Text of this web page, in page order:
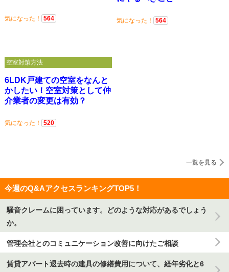
気になった！ 564 気になった！ 564
6LDK戸建ての空室をなんと
かしたい！空室対策として仲
介業者の変更は有効？
気になった！ 520
空室対策方法
一覧を見る
今週のQ&AアクセスランキングTOP5！
騒音クレームに困っています。どのような対応があるでしょう
か。
管理会社とのコミュニケーション改善に向けたご相談
賃貸アパート退去時の建具の修繕費用について、経年劣化と6